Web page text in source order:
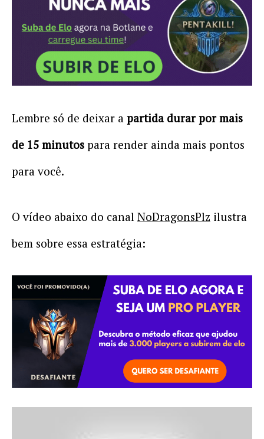
Lembre só de deixar a partida durar por mais
de 15 minutos para render ainda mais pontos
para você.
O vídeo abaixo do canal NoDragonsPlz ilustra
bem sobre essa estratégia: